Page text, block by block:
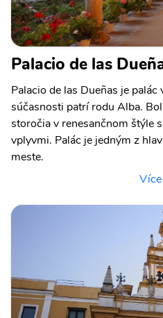
Palacio de las
Palacio de las Dueñas je
súčasnosti patrí rodu Alba.
storočia v renesančnom štýle
vplyvmi. Palác je jedným z
meste.